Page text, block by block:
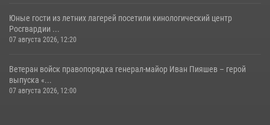
Юные гости из летних лагерей посетили кинологический центр
Росгвардии ...
07 августа 2026, 12:20
Ветеран войск правопорядка генерал-майор Иван Пияшев – герой
выпуска «...
07 августа 2026, 12:00